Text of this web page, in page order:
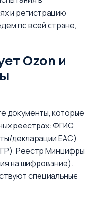
и регистрацию
по всей стране,
Ozon и
документы, которые
реестрах: ФГИС
декларации EAC),
Реестр Минцифры
на шифрование).
специальные